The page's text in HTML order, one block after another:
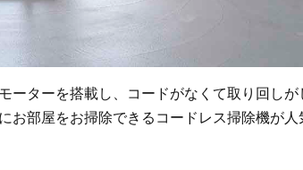
ーターを搭載し、コードがなくて取り回しが
お部屋をお掃除できるコードレス掃除機が人